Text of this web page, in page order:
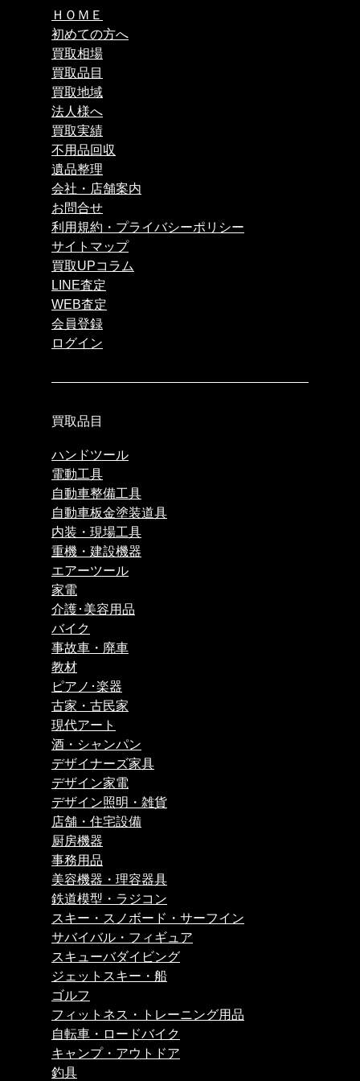
ＨＯＭＥ
初めての方へ
買取相場
買取品目
買取地域
法人様へ
買取実績
不用品回収
遺品整理
会社・店舗案内
お問合せ
利用規約・プライバシーポリシー
サイトマップ
買取UPコラム
LINE査定
WEB査定
会員登録
ログイン
買取品目
ハンドツール
電動工具
自動車整備工具
自動車板金塗装道具
内装・現場工具
重機・建設機器
エアーツール
家電
介護･美容用品
バイク
事故車・廃車
教材
ピアノ･楽器
古家・古民家
現代アート
酒・シャンパン
デザイナーズ家具
デザイン家電
デザイン照明・雑貨
店舗・住宅設備
厨房機器
事務用品
美容機器・理容器具
鉄道模型・ラジコン
スキー・スノボード・サーフイン
サバイバル・フィギュア
スキューバダイビング
ジェットスキー・船
ゴルフ
フィットネス・トレーニング用品
自転車・ロードバイク
キャンプ・アウトドア
釣具